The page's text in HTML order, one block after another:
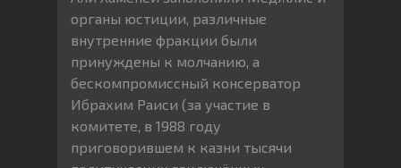
органы юстиции, различные
внутренние фракции были
принуждены к молчанию, а
бескомпромиссный консерватор
Ибрахим Раиси (за участие в
комитете, в 1988 году
приговорившем к казни тысячи